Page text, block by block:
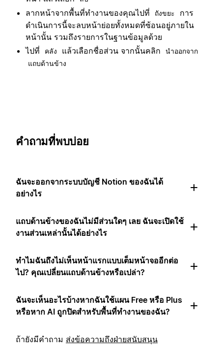
ลากหน้าจากพื้นที่ทำงานของคุณไปที่ ถังขยะ
การ
ดำเนินการนี้จะลบหน้าย่อยทั้งหมดที่ซ้อนอยู่ภายใน
หน้านั้น รวมถึงรายการในฐานข้อมูลด้วย
ไปที่
คลัง แล้วเลือกชื่อส่วน จากนั้นคลิก
นำออกจาก
แถบด้านข้าง
คำถามที่พบบ่อย
ฉันจะออกจากระบบบัญชี Notion ของฉันได้
อย่างไร
แถบด้านข้างของฉันไม่มีส่วนใดๆ เลย ฉันจะเปิดใช้
งานส่วนเหล่านั้นได้อย่างไร
ทำไมฉันถึงไม่เห็นหน้าแรกแบบเต็มหน้าจออีกต่อ
ไป? คุณเปลี่ยนแถบด้านข้างหรือเปล่า?
ฉันจะเห็นอะไรบ้างหากฉันใช้แผน Free หรือ Plus
หรือหาก AI ถูกปิดสำหรับพื้นที่ทำงานของฉัน?
ถ้ายังมีคำถาม ส่งข้อความถึงฝ่ายสนับสนุน